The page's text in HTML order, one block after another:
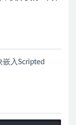
入Scripted